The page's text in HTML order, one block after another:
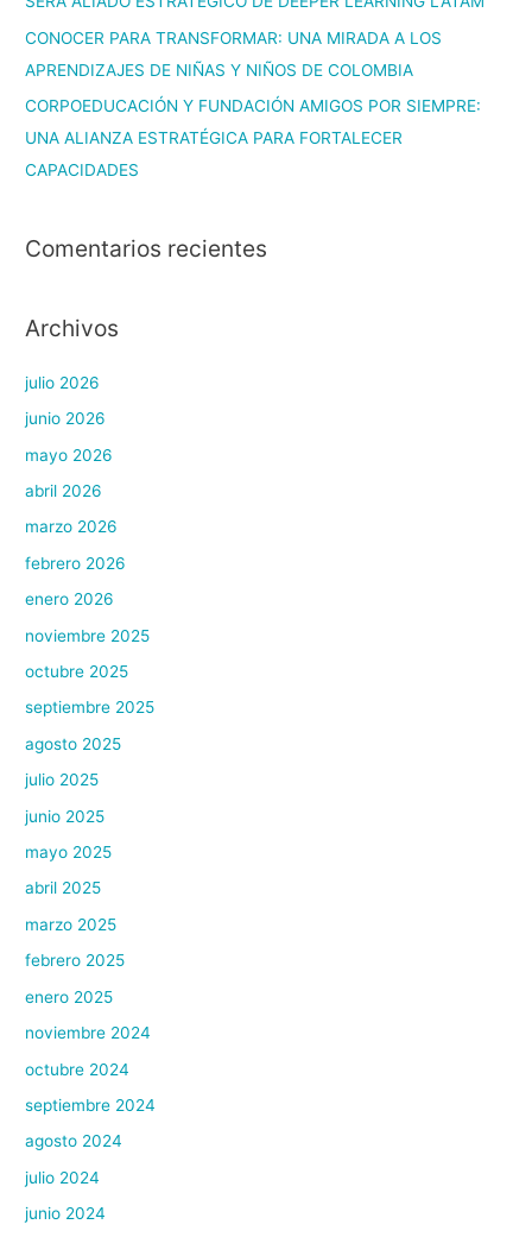
CONOCER PARA TRANSFORMAR: UNA MIRADA A LOS
APRENDIZAJES DE NIÑAS Y NIÑOS DE COLOMBIA
CORPOEDUCACIÓN Y FUNDACIÓN AMIGOS POR SIEMPRE:
UNA ALIANZA ESTRATÉGICA PARA FORTALECER
CAPACIDADES
Comentarios recientes
Archivos
julio 2026
junio 2026
mayo 2026
abril 2026
marzo 2026
febrero 2026
enero 2026
noviembre 2025
octubre 2025
septiembre 2025
agosto 2025
julio 2025
junio 2025
mayo 2025
abril 2025
marzo 2025
febrero 2025
enero 2025
noviembre 2024
octubre 2024
septiembre 2024
agosto 2024
julio 2024
junio 2024